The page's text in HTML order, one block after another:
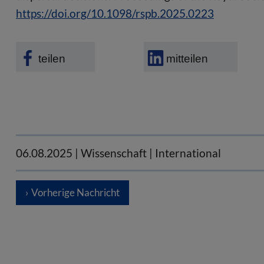
https://doi.org/10.1098/rspb.2025.0223
teilen mitteilen
06.08.2025 | Wissenschaft | International
Vorherige Nachricht